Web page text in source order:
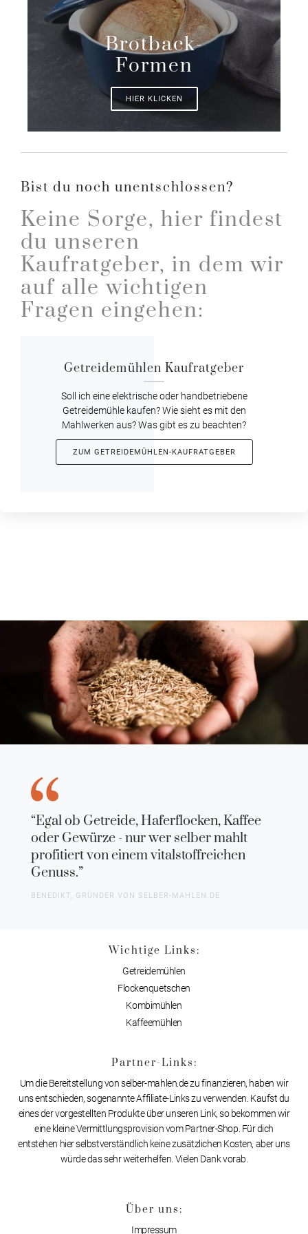
Brotback-
Formen
HIER KLICKEN
Bist du noch unentschlossen?
Keine Sorge, hier findest
du unseren
Kaufratgeber, in dem wir
auf alle wichtigen
Fragen eingehen:
Getreidemühlen Kaufratgeber
Soll ich eine elektrische oder handbetriebene
Getreidemühle kaufen? Wie sieht es mit den
Mahlwerken aus? Was gibt es zu beachten?
ZUM GETREIDEMÜHLEN-KAUFRATGEBER
“Egal ob Getreide, Haferflocken, Kaffee
oder Gewürze - nur wer selber mahlt
profitiert von einem vitalstoffreichen
Genuss.”
BENEDIKT, GRÜNDER VON SELBER-MAHLEN.DE
Wichtige Links:
Getreidemühlen
Flockenquetschen
Kombimühlen
Kaffeemühlen
Partner-Links:
Um die Bereitstellung von selber-mahlen.de zu finanzieren, haben wir
uns entschieden, sogenannte Affiliate-Links zu verwenden. Kaufst du
eines der vorgestellten Produkte über unseren Link, so bekommen wir
eine kleine Vermittlungsprovision vom Partner-Shop. Für dich
entstehen hier selbstverständlich keine zusätzlichen Kosten, aber uns
würde das sehr weiterhelfen. Vielen Dank vorab.
Über uns:
Impressum